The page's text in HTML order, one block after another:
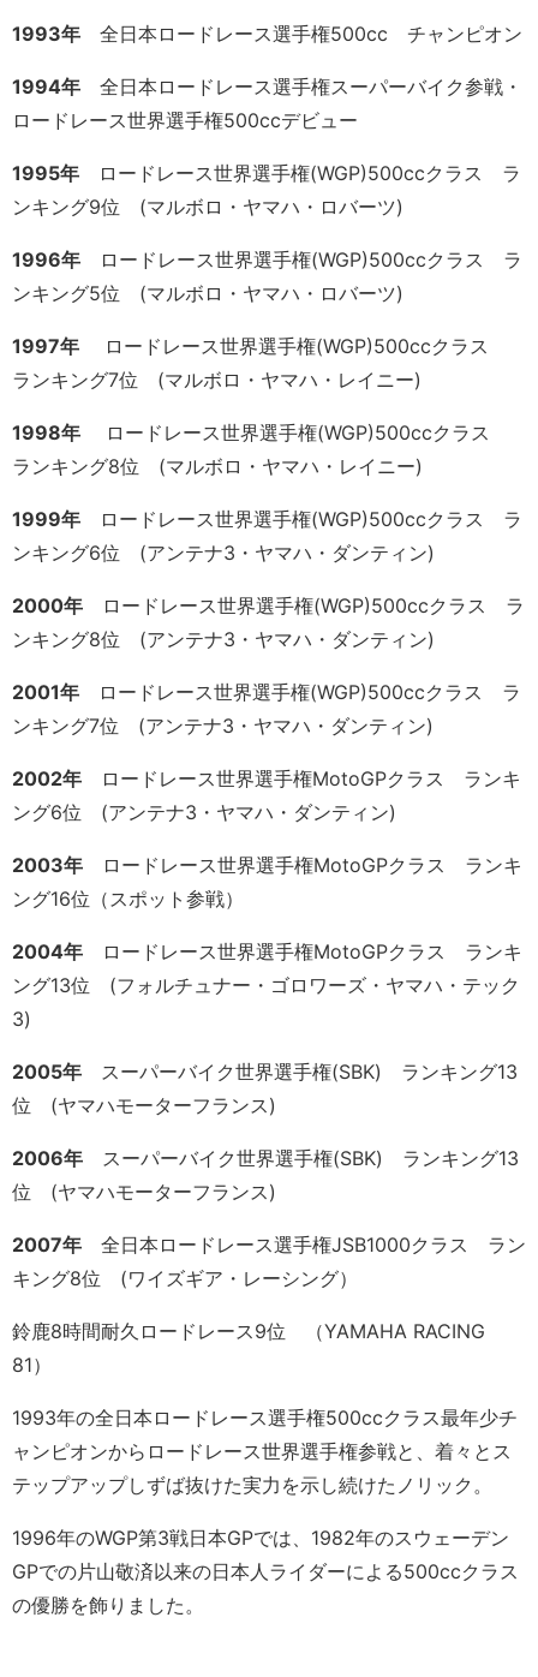
1993年 全日本ロードレース選手権500cc チャンピオン
1994年 全日本ロードレース選手権スーパーバイク参戦・
ロードレース世界選手権500ccデビュー
1995年 ロードレース世界選手権(WGP)500ccクラス ラ
ンキング9位 (マルボロ・ヤマハ・ロバーツ)
1996年 ロードレース世界選手権(WGP)500ccクラス
ラ
ンキング5位 (マルボロ・ヤマハ・ロバーツ)
1997年 ロードレース世界選手権(WGP)500ccクラス
ランキング7位 (マルボロ・ヤマハ・レイニー)
1998年 ロードレース世界選手権(WGP)500ccクラス
ランキング8位 (マルボロ・ヤマハ・レイニー)
1999年 ロードレース世界選手権(WGP)500ccクラス ラ
ンキング6位 (アンテナ3・ヤマハ・ダンティン)
2000年 ロードレース世界選手権(WGP)500ccクラス ラ
ンキング8位 (アンテナ3・ヤマハ・ダンティン)
2001年 ロードレース世界選手権(WGP)500ccクラス ラ
ンキング7位 (アンテナ3・ヤマハ・ダンティン)
2002年 ロードレース世界選手権MotoGPクラス ランキ
ング6位 (アンテナ3・ヤマハ・ダンティン)
2003年 ロードレース世界選手権MotoGPクラス ランキ
ング16位（スポット参戦）
2004年 ロードレース世界選手権MotoGPクラス ランキ
ング13位 (フォルチュナー・ゴロワーズ・ヤマハ・テック
3)
2005年 スーパーバイク世界選手権(SBK) ランキング13
位 (ヤマハモーターフランス)
2006年 スーパーバイク世界選手権(SBK) ランキング13
位 (ヤマハモーターフランス)
2007年 全日本ロードレース選手権JSB1000クラス ラン
キング8位 (ワイズギア・レーシング）
鈴鹿8時間耐久ロードレース9位 （YAMAHA RACING
81）
1993年の全日本ロードレース選手権500ccクラス最年少チ
ャンピオンからロードレース世界選手権参戦と、着々とス
テップアップしずば抜けた実力を示し続けたノリック。
1996年のWGP第3戦日本GPでは、1982年のスウェーデン
GPでの片山敬済以来の日本人ライダーによる500ccクラス
の優勝を飾りました。